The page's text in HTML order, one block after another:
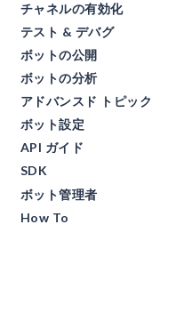
チャネルの有効化
テスト & デバグ
ボットの公開
ボットの分析
アドバンスド トピック
ボット設定
API ガイド
SDK
ボット管理者
How To